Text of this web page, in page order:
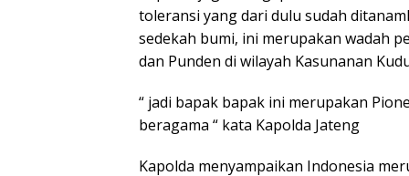
toleransi yang dari dulu sudah
sedekah bumi, ini merupakan wadah
dan Punden di wilayah Kasunanan
“ jadi bapak bapak ini merupakan
beragama “ kata Kapolda Jateng
Kapolda menyampaikan Indonesia